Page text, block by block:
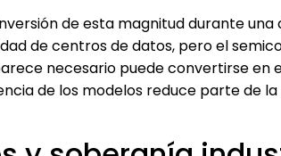
de esta magnitud durante una
de centros de datos, pero el
necesario puede convertirse en
de los modelos reduce parte de